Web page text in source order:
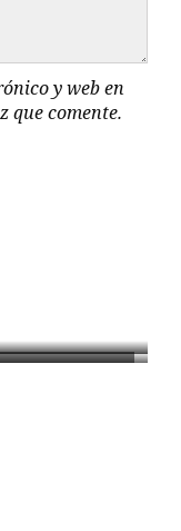
y web en
que comente.